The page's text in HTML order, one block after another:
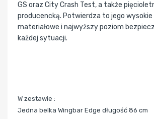
GS oraz City Crash Test, a także
producencką. Potwierdza to jego
materiałowe i najwyższy poziom
każdej sytuacji.
W zestawie :
Jedna belka Wingbar Edge długość 86 cm